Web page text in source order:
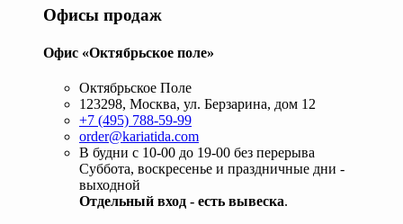
Офисы продаж
Офис «Октябрьское поле»
Октябрьское Поле
123298, Москва, ул. Берзарина, дом 12
+7 (495) 788-59-99
order@kariatida.com
В будни с 10-00 до 19-00 без перерыва
Суббота, воскресенье и праздничные дни -
выходной
Отдельный вход - есть вывеска.